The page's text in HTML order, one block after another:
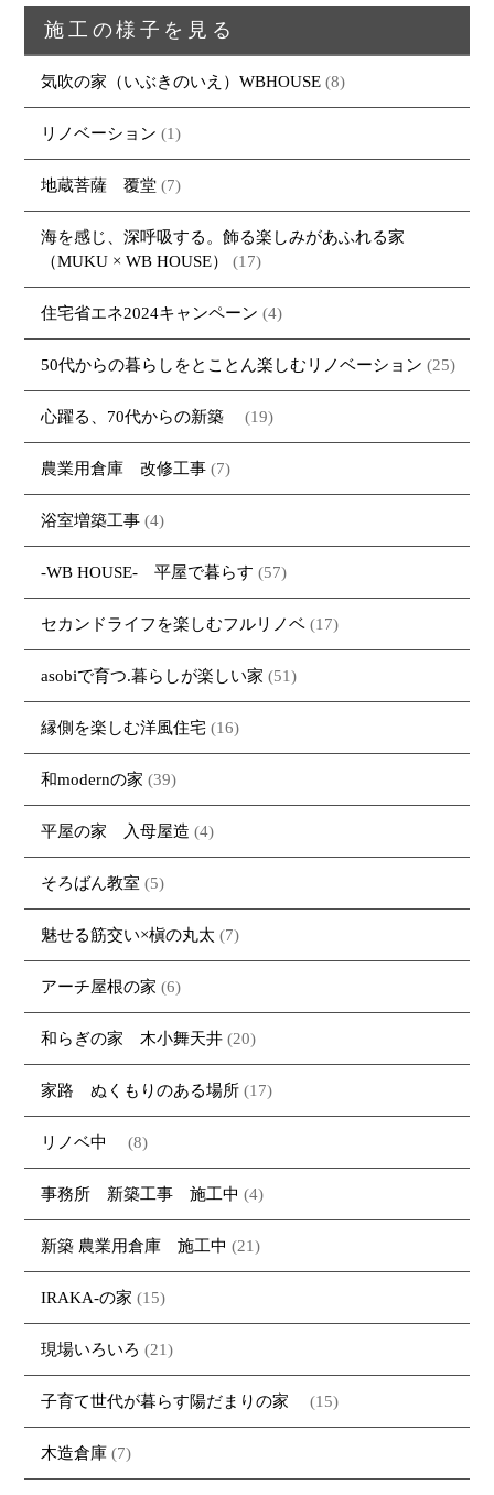
施工の様子を見る
気吹の家（いぶきのいえ）WBHOUSE (8)
リノベーション (1)
地蔵菩薩 覆堂 (7)
海を感じ、深呼吸する。飾る楽しみがあふれる家
（MUKU × WB HOUSE）
(17)
住宅省エネ2024キャンペーン (4)
50代からの暮らしをとことん楽しむリノベーション (25)
心躍る、70代からの新築 (19)
農業用倉庫 改修工事 (7)
浴室増築工事 (4)
-WB HOUSE- 平屋で暮らす (57)
セカンドライフを楽しむフルリノベ (17)
asobiで育つ.暮らしが楽しい家 (51)
縁側を楽しむ洋風住宅 (16)
和modernの家 (39)
平屋の家 入母屋造 (4)
そろばん教室 (5)
魅せる筋交い×槇の丸太 (7)
アーチ屋根の家 (6)
和らぎの家 木小舞天井 (20)
家路 ぬくもりのある場所 (17)
リノベ中 (8)
事務所 新築工事 施工中 (4)
新築 農業用倉庫 施工中 (21)
IRAKA-の家 (15)
現場いろいろ (21)
子育て世代が暮らす陽だまりの家 (15)
木造倉庫 (7)
トップページ
ブログ
大工紹介
会社案内
採用情報
お問い合わせ
・資料請求
商品紹介
・MUKU
・MARUTA
・CUSTOM
ORDER
・REFORM
家（施工事例一覧）
・MUKUの家一覧
・REFORMの家一覧
建物いろいろ